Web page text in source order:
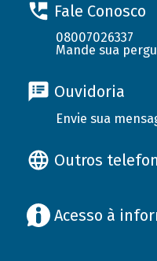
Fale Conosco
08007026337
Mande sua
Ouvidoria
Envie sua
Outros
Acesso à